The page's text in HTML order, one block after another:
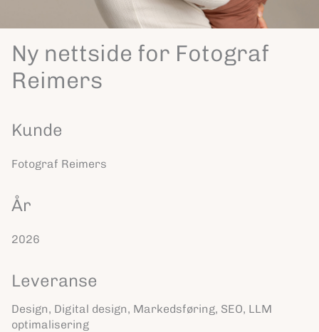
Ny nettside for Fotograf
Reimers
Kunde
Fotograf Reimers
År
2026
Leveranse
Design, Digital design, Markedsføring, SEO, LLM
optimalisering